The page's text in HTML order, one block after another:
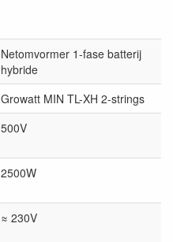
Netomvormer 1-fase batterij
hybride
Growatt MIN TL-XH 2-strings
500V
2500W
≈ 230V